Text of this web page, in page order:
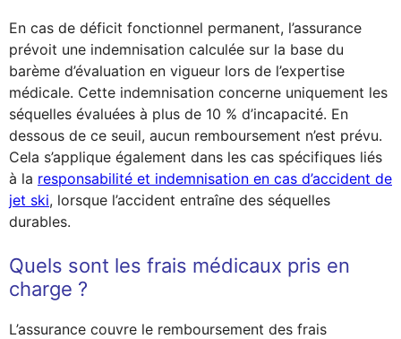
En cas de déficit fonctionnel permanent, l’assurance
prévoit une indemnisation calculée sur la base du
barème d’évaluation en vigueur lors de l’expertise
médicale. Cette indemnisation concerne uniquement les
séquelles évaluées à plus de 10 % d’incapacité. En
dessous de ce seuil, aucun remboursement n’est prévu.
Cela s’applique également dans les cas spécifiques liés
à la responsabilité et indemnisation en cas d’accident de
jet ski, lorsque l’accident entraîne des séquelles
durables.
Quels sont les frais médicaux pris en
charge ?
L’assurance couvre le remboursement des frais